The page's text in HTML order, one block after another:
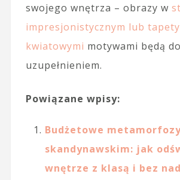
swojego wnętrza – obrazy w
impresjonistycznym lub
kwiatowymi motywami będą
uzupełnieniem.
Powiązane wpisy:
Budżetowe
skandynawskim: jak
wnętrze z klasą i bez